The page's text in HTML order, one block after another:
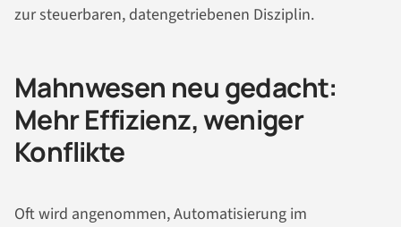
zur steuerbaren, datengetriebenen Disziplin.
Mahnwesen neu gedacht:
Mehr Effizienz, weniger
Konflikte
Oft wird angenommen, Automatisierung im